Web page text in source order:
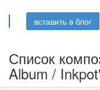
вставить в блог
Список
Album /